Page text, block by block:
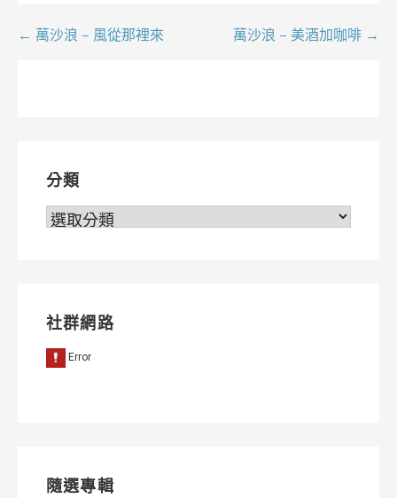
文← 萬沙浪 – 風從那裡來 萬沙浪 – 美酒加咖啡 →
分類
分
社群網路
隨選專輯